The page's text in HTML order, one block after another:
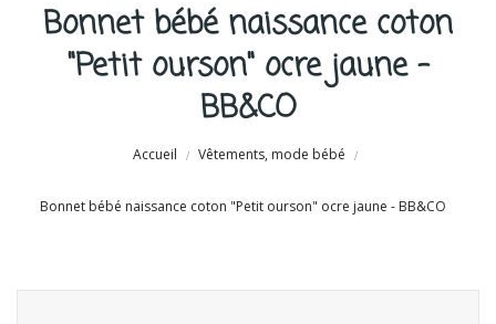
Bonnet bébé naissance coton
"Petit ourson" ocre jaune -
BB&CO
Accueil Vêtements, mode bébé
Bonnet bébé naissance coton "Petit ourson" ocre jaune - BB&CO